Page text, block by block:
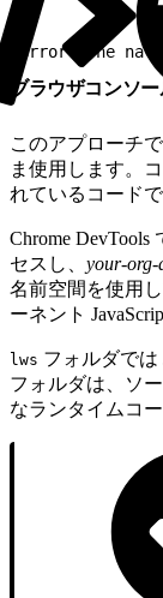
error: The
ブラウザコンソ
このアプローチ
ま使用します。
れているコード
Chrome DevTools
セスし、 your-org-
名前空間を使用
ーネント
lws フォルダでは
フォルダは、ソ
なランタイムコ